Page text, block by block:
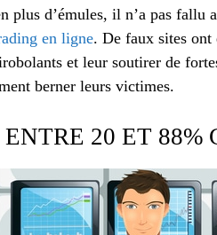
plus d’émules, il n’a pas fallu
en ligne. De faux sites ont
et leur soutirer de
berner leurs victimes.
20 ET 88%